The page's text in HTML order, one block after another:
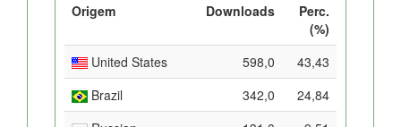
Origem Downloads
Perc.
(%)
United States
598,0
43,43
Brazil
342,0
24,84